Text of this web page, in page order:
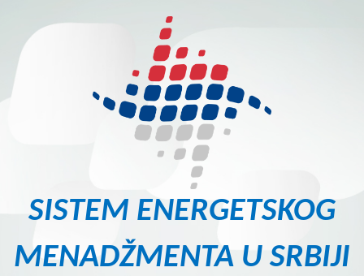
SISTEM ENERGETSKOG
MENADŽMENTA U SRBIJI